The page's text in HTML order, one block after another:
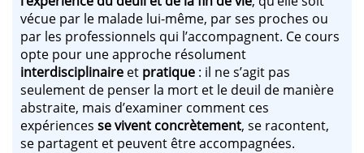
vécue par le malade lui-même, par ses proches ou
par les professionnels qui l’accompagnent. Ce cours
opte pour une approche résolument
interdisciplinaire et pratique : il ne s’agit pas
seulement de penser la mort et le deuil de manière
abstraite, mais d’examiner comment ces
expériences se vivent concrètement, se racontent,
se partagent et peuvent être accompagnées.